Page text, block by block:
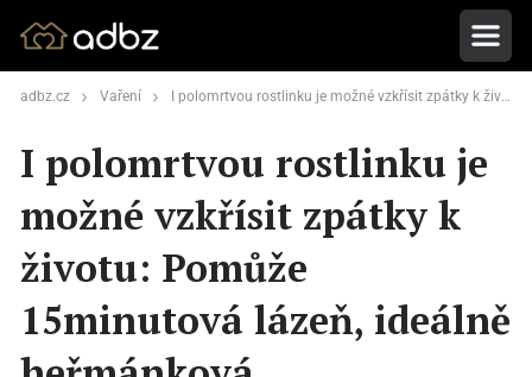
adbz.cz Vaření I polomrtvou rostlinku je možné vzkřísit zpátky k životu: Pomůže 15minutová lázeň, ideálně heřmánková
I polomrtvou rostlinku je
možné vzkřísit zpátky k
životu: Pomůže
15minutová lázeň, ideálně